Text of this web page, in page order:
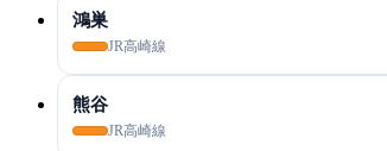
鴻巣
JR高崎線
熊谷
JR高崎線